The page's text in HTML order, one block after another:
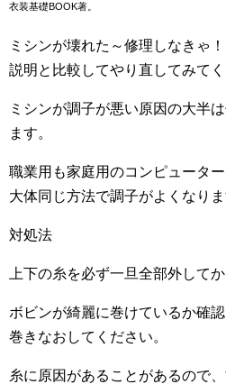
衣装基礎BOOK著。
ミシンが壊れた～修理しなきゃ
説明と比較してやり直してみてく
ミシンが調子が悪い原因の大半
ます。
職業用も家庭用のコンピュータ
大体同じ方法で調子がよくなりま
対処法
上下の糸を必ず一旦全部外して
ボビンが綺麗に巻けているか確
巻きなおしてください。
糸に原因があることがあるので